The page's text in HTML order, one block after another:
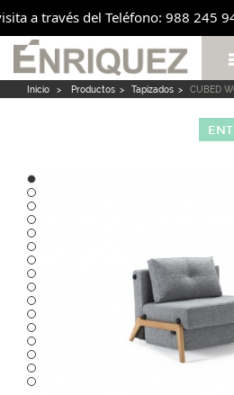
a través del Teléfono: 988 245
Inicio > Productos > Tapizados > CUBED